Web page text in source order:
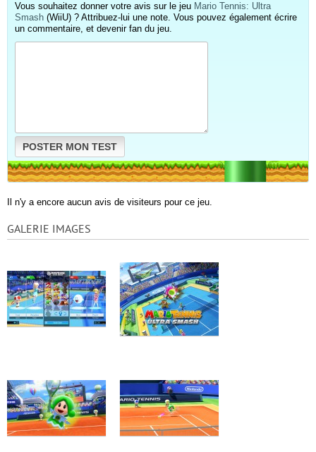
Vous souhaitez donner votre avis sur le jeu Mario Tennis: Ultra
Smash (WiiU) ? Attribuez-lui une note. Vous pouvez également écrire
un commentaire, et devenir fan du jeu.
POSTER MON TEST
Il n'y a encore aucun avis de visiteurs pour ce jeu.
GALERIE IMAGES